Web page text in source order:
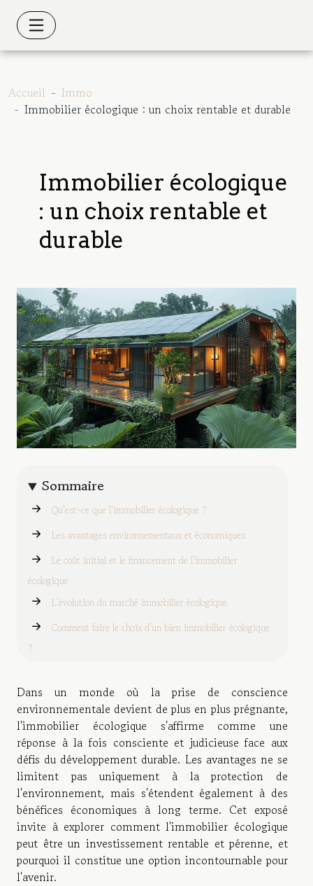
Accueil
Immo
Immobilier écologique : un choix rentable et durable
Immobilier écologique
: un choix rentable et
durable
Sommaire
Qu'est-ce que l'immobilier écologique ?
Les avantages environnementaux et économiques
Le coût initial et le financement de l'immobilier
écologique
L'évolution du marché immobilier écologique
Comment faire le choix d’un bien immobilier écologique
?
Dans un monde où la prise de conscience
environnementale devient de plus en plus prégnante,
l'immobilier écologique s'affirme comme une
réponse à la fois consciente et judicieuse face aux
défis du développement durable. Les avantages ne se
limitent pas uniquement à la protection de
l'environnement, mais s'étendent également à des
bénéfices économiques à long terme. Cet exposé
invite à explorer comment l'immobilier écologique
peut être un investissement rentable et pérenne, et
pourquoi il constitue une option incontournable pour
l'avenir.